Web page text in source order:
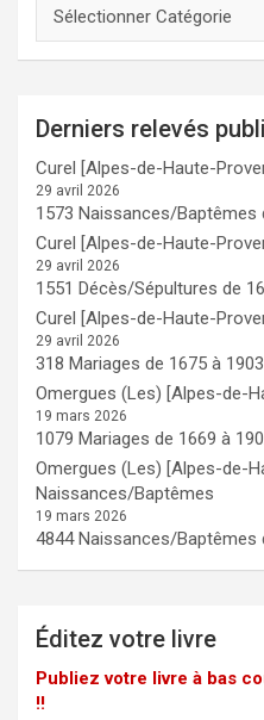
Derniers relevés
Curel [Alpes-de-Haute-
29 avril 2026
1573 Naissances/Baptêmes
Curel [Alpes-de-Haute-
29 avril 2026
1551 Décès/Sépultures de
Curel [Alpes-de-Haute-
29 avril 2026
318 Mariages de 1675 à 1903
Omergues (Les) [Alpes-de-
19 mars 2026
1079 Mariages de 1669 à
Omergues (Les) [Alpes-de-
Naissances/Baptêmes
19 mars 2026
4844 Naissances/Baptêmes
Éditez votre livre
Publiez votre livre à bas
!!